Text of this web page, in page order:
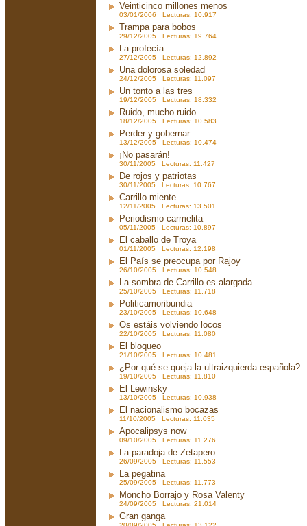
Veinticinco millones menos
03/01/2006 Lecturas: 10.917
Trampa para bobos
29/12/2005 Lecturas: 19.764
La profecía
27/12/2005 Lecturas: 12.892
Una dolorosa soledad
24/12/2005 Lecturas: 11.097
Un tonto a las tres
19/12/2005 Lecturas: 18.332
Ruido, mucho ruido
18/12/2005 Lecturas: 10.583
Perder y gobernar
13/12/2005 Lecturas: 10.474
¡No pasarán!
30/11/2005 Lecturas: 11.427
De rojos y patriotas
30/11/2005 Lecturas: 10.767
Carrillo miente
12/11/2005 Lecturas: 13.501
Periodismo carmelita
05/11/2005 Lecturas: 10.897
El caballo de Troya
01/11/2005 Lecturas: 12.198
El País se preocupa por Rajoy
26/10/2005 Lecturas: 10.548
La sombra de Carrillo es alargada
25/10/2005 Lecturas: 11.718
Politicamoribundia
23/10/2005 Lecturas: 10.648
Os estáis volviendo locos
22/10/2005 Lecturas: 11.080
El bloqueo
21/10/2005 Lecturas: 10.481
¿Por qué se queja la ultraizquierda española?
19/10/2005 Lecturas: 11.810
El Lewinsky
13/10/2005 Lecturas: 10.938
El nacionalismo bocazas
11/10/2005 Lecturas: 11.035
Apocalipsys now
09/10/2005 Lecturas: 11.276
La paradoja de Zetapero
26/09/2005 Lecturas: 11.553
La pegatina
25/09/2005 Lecturas: 11.773
Moncho Borrajo y Rosa Valenty
24/09/2005 Lecturas: 21.014
Gran ganga